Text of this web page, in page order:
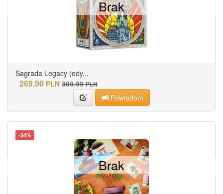
Sagrada Legacy (edy...
269.90 PLN 389.99 PLN
Powiadom
Brak
-34%
Brak